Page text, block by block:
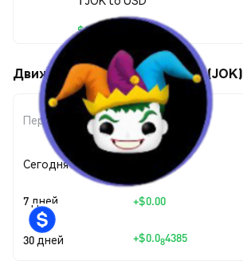
$0.00000032
Движения цены JokInTheBox (JOK)
Период
Изменение
суммы
Сегодня
7 дней +$0.00
30 дней +$0.084385